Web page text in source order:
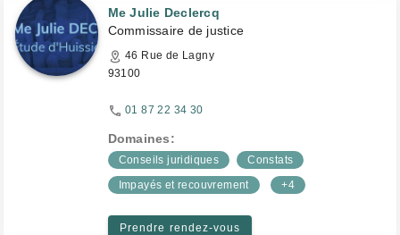
Me Julie Declercq
Commissaire de justice
46 Rue de Lagny
93100
01 87 22 34 30
Domaines:
Conseils juridiques
Constats
Impayés et recouvrement
+4
Prendre rendez-vous